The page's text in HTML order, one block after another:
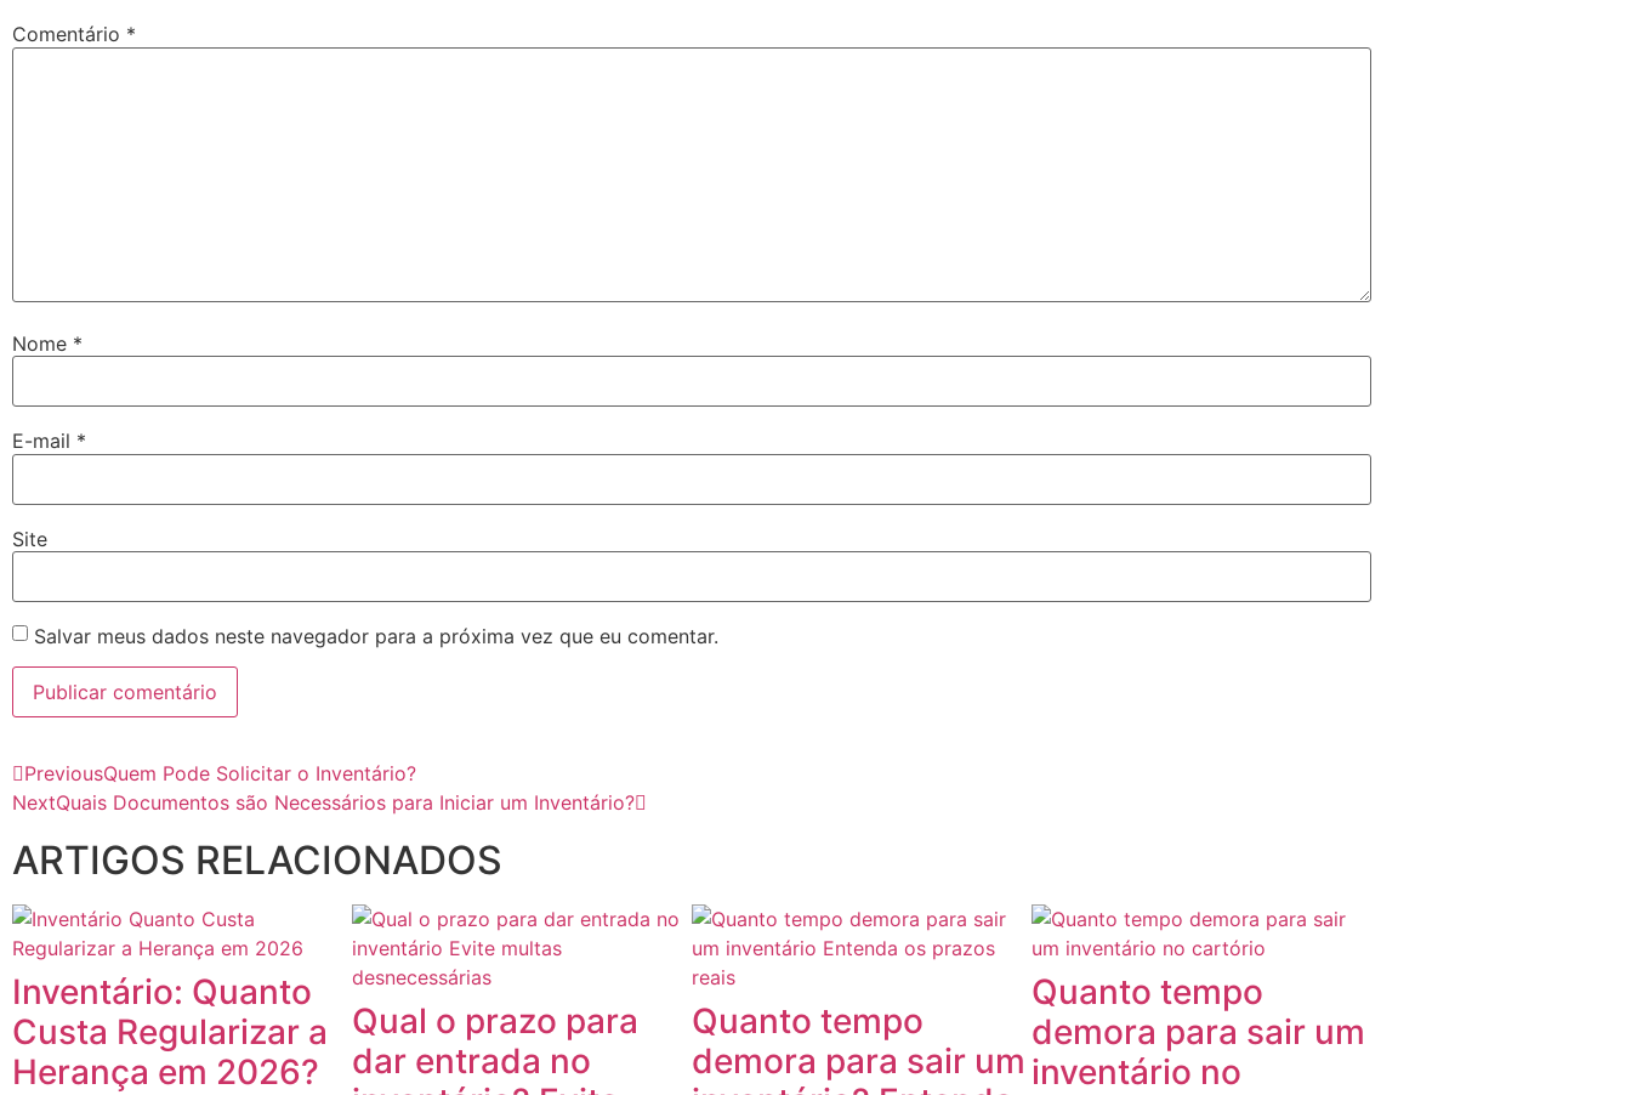
Comentário *
Nome *
E-mail *
Site
Salvar meus dados neste navegador para a próxima vez que eu comentar.
PreviousQuem Pode Solicitar o Inventário?
NextQuais Documentos são Necessários para Iniciar um Inventário?
ARTIGOS RELACIONADOS
Inventário: Quanto
Custa Regularizar a
Herança em 2026?
Qual o prazo para
dar entrada no
Quanto tempo
demora para sair um
Quanto tempo
demora para sair um
inventário no